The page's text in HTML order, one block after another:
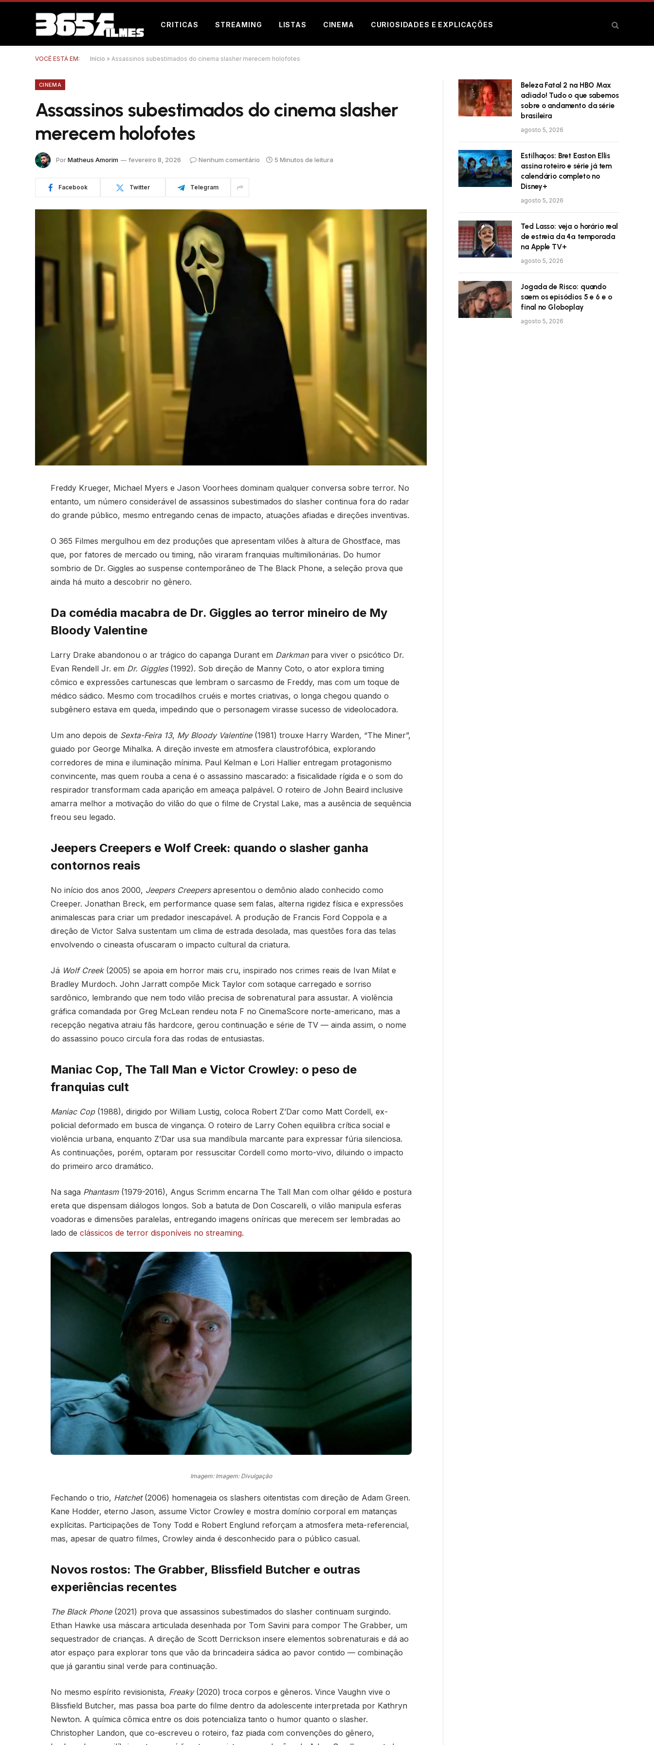
CRITICAS STREAMING LISTAS CINEMA CURIOSIDADES E EXPLICAÇÕES
VOCÊ ESTÁ EM: Início » Assassinos subestimados do cinema slasher merecem holofotes
CINEMA
Assassinos subestimados do cinema slasher
merecem holofotes
PorMatheus Amorim fevereiro 8, 2026 Nenhum comentário 5 Minutos de leitura
Facebook Twitter Telegram
Freddy Krueger, Michael Myers e Jason Voorhees dominam qualquer conversa sobre terror. No
entanto, um número considerável de assassinos subestimados do slasher continua fora do radar
do grande público, mesmo entregando cenas de impacto, atuações afiadas e direções inventivas.
O 365 Filmes mergulhou em dez produções que apresentam vilões à altura de Ghostface, mas
que, por fatores de mercado ou timing, não viraram franquias multimilionárias. Do humor
sombrio de Dr. Giggles ao suspense contemporâneo de The Black Phone, a seleção prova que
ainda há muito a descobrir no gênero.
Da comédia macabra de Dr. Giggles ao terror mineiro de My
Bloody Valentine
Larry Drake abandonou o ar trágico do capanga Durant em Darkmanpara viver o psicótico Dr.
Evan Rendell Jr. em Dr. Giggles(1992). Sob direção de Manny Coto, o ator explora timing
cômico e expressões cartunescas que lembram o sarcasmo de Freddy, mas com um toque de
médico sádico. Mesmo com trocadilhos cruéis e mortes criativas, o longa chegou quando o
subgênero estava em queda, impedindo que o personagem virasse sucesso de videolocadora.
Um ano depois de Sexta-Feira 13, My Bloody Valentine(1981) trouxe Harry Warden, “The Miner”,
guiado por George Mihalka. A direção investe em atmosfera claustrofóbica, explorando
corredores de mina e iluminação mínima. Paul Kelman e Lori Hallier entregam protagonismo
convincente, mas quem rouba a cena é o assassino mascarado: a fisicalidade rígida e o som do
respirador transformam cada aparição em ameaça palpável. O roteiro de John Beaird inclusive
amarra melhor a motivação do vilão do que o filme de Crystal Lake, mas a ausência de sequência
freou seu legado.
Jeepers Creepers e Wolf Creek: quando o slasher ganha
contornos reais
No início dos anos 2000, Jeepers Creepersapresentou o demônio alado conhecido como
Creeper. Jonathan Breck, em performance quase sem falas, alterna rigidez física e expressões
animalescas para criar um predador inescapável. A produção de Francis Ford Coppola e a
direção de Victor Salva sustentam um clima de estrada desolada, mas questões fora das telas
envolvendo o cineasta ofuscaram o impacto cultural da criatura.
Já Wolf Creek(2005) se apoia em horror mais cru, inspirado nos crimes reais de Ivan Milat e
Bradley Murdoch. John Jarratt compõe Mick Taylor com sotaque carregado e sorriso
sardônico, lembrando que nem todo vilão precisa de sobrenatural para assustar. A violência
gráfica comandada por Greg McLean rendeu nota F no CinemaScore norte-americano, mas a
recepção negativa atraiu fãs hardcore, gerou continuação e série de TV — ainda assim, o nome
do assassino pouco circula fora das rodas de entusiastas.
Maniac Cop, The Tall Man e Victor Crowley: o peso de
franquias cult
Maniac Cop(1988), dirigido por William Lustig, coloca Robert Z’Dar como Matt Cordell, ex-
policial deformado em busca de vingança. O roteiro de Larry Cohen equilibra crítica social e
violência urbana, enquanto Z’Dar usa sua mandíbula marcante para expressar fúria silenciosa.
As continuações, porém, optaram por ressuscitar Cordell como morto-vivo, diluindo o impacto
do primeiro arco dramático.
Na saga Phantasm(1979-2016), Angus Scrimm encarna The Tall Man com olhar gélido e postura
ereta que dispensam diálogos longos. Sob a batuta de Don Coscarelli, o vilão manipula esferas
voadoras e dimensões paralelas, entregando imagens oníricas que merecem ser lembradas ao
lado de clássicos de terror disponíveis no streaming.
Imagem: Imagem: Divulgação
Fechando o trio, Hatchet(2006) homenageia os slashers oitentistas com direção de Adam Green.
Kane Hodder, eterno Jason, assume Victor Crowley e mostra domínio corporal em matanças
explícitas. Participações de Tony Todd e Robert Englund reforçam a atmosfera meta-referencial,
mas, apesar de quatro filmes, Crowley ainda é desconhecido para o público casual.
Novos rostos: The Grabber, Blissfield Butcher e outras
experiências recentes
The Black Phone(2021) prova que assassinos subestimados do slasher continuam surgindo.
Ethan Hawke usa máscara articulada desenhada por Tom Savini para compor The Grabber, um
sequestrador de crianças. A direção de Scott Derrickson insere elementos sobrenaturais e dá ao
ator espaço para explorar tons que vão da brincadeira sádica ao pavor contido — combinação
que já garantiu sinal verde para continuação.
No mesmo espírito revisionista, Freaky(2020) troca corpos e gêneros. Vince Vaughn vive o
Blissfield Butcher, mas passa boa parte do filme dentro da adolescente interpretada por Kathryn
Newton. A química cômica entre os dois potencializa tanto o humor quanto o slasher.
Christopher Landon, que co-escreveu o roteiro, faz piada com convenções do gênero,
Beleza Fatal 2 na HBO Max
adiado! Tudo o que sabemos
sobre o andamento da série
brasileira
agosto 5, 2026
Estilhaços: Bret Easton Ellis
assina roteiro e série já tem
calendário completo no
Disney+
agosto 5, 2026
Ted Lasso: veja o horário real
de estreia da 4ª temporada
na Apple TV+
agosto 5, 2026
Jogada de Risco: quando
saem os episódios 5 e 6 e o
final no Globoplay
agosto 5, 2026